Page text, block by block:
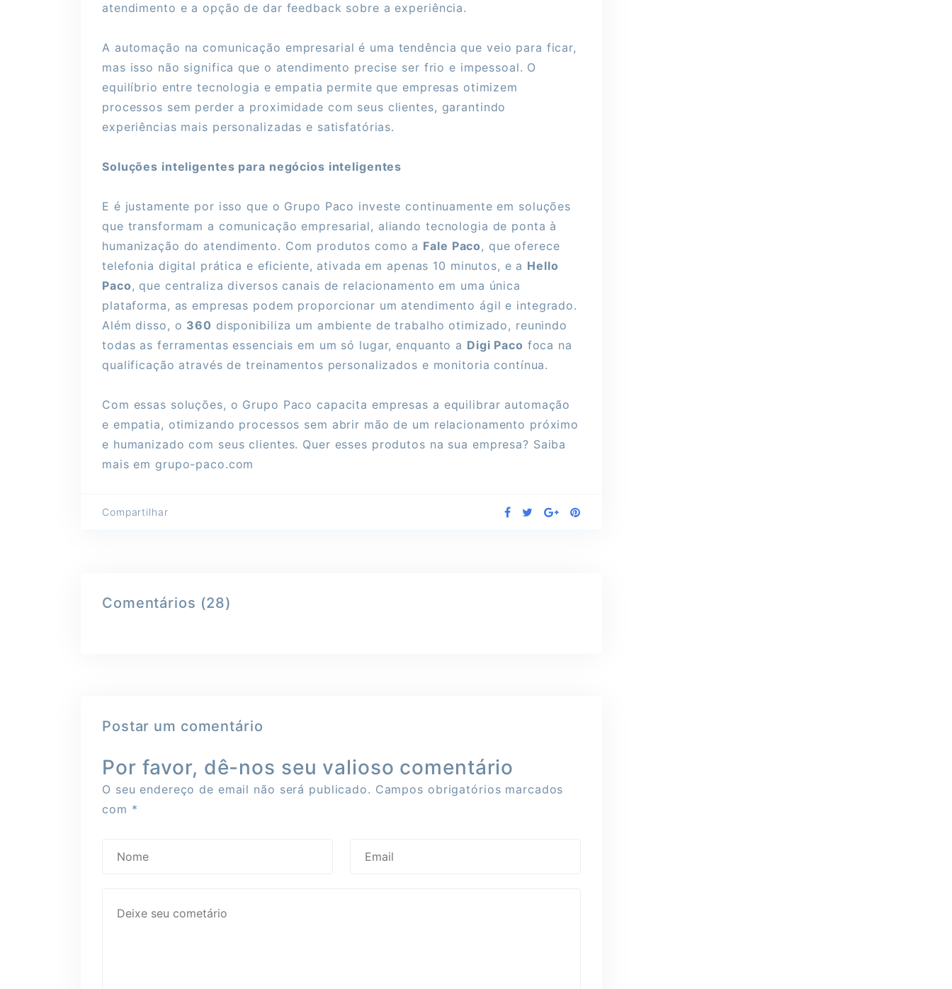
atendimento e a opção de dar feedback sobre a experiência.
A automação na comunicação empresarial é uma tendência que veio para ficar,
mas isso não significa que o atendimento precise ser frio e impessoal. O
equilíbrio entre tecnologia e empatia permite que empresas otimizem
processos sem perder a proximidade com seus clientes, garantindo
experiências mais personalizadas e satisfatórias.
Soluções inteligentes para negócios inteligentes
E é justamente por isso que o Grupo Paco investe continuamente em soluções
que transformam a comunicação empresarial, aliando tecnologia de ponta à
humanização do atendimento. Com produtos como a Fale Paco, que oferece
telefonia digital prática e eficiente, ativada em apenas 10 minutos, e a Hello
Paco, que centraliza diversos canais de relacionamento em uma única
plataforma, as empresas podem proporcionar um atendimento ágil e integrado.
Além disso, o 360 disponibiliza um ambiente de trabalho otimizado, reunindo
todas as ferramentas essenciais em um só lugar, enquanto a Digi Paco foca na
qualificação através de treinamentos personalizados e monitoria contínua.
Com essas soluções, o Grupo Paco capacita empresas a equilibrar automação
e empatia, otimizando processos sem abrir mão de um relacionamento próximo
e humanizado com seus clientes. Quer esses produtos na sua empresa? Saiba
mais em grupo-paco.com
Compartilhar
Comentários (28)
Postar um comentário
Por favor, dê-nos seu valioso comentário
O seu endereço de email não será publicado. Campos obrigatórios marcados
com *